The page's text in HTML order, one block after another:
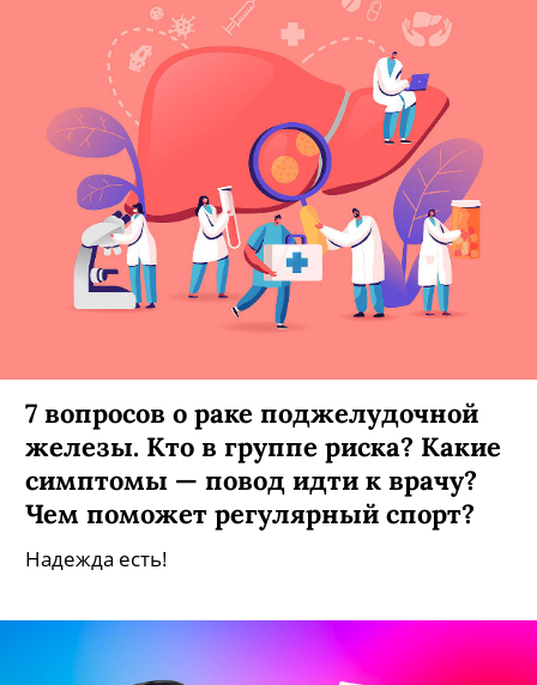
7 вопросов о раке поджелудочной
железы. Кто в группе риска? Какие
симптомы — повод идти к врачу?
Чем поможет регулярный спорт?
Надежда есть!